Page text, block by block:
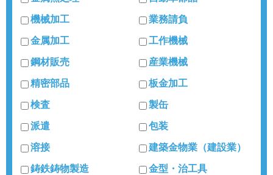
機械加工 業務請負
金属加工 工作機械
鋼材販売 産業機械
精密部品 板金加工
検査 製缶
派遣 包装
溶接 建築金物業（建設業）
鋳鉄鋳物製造 金型・治工具